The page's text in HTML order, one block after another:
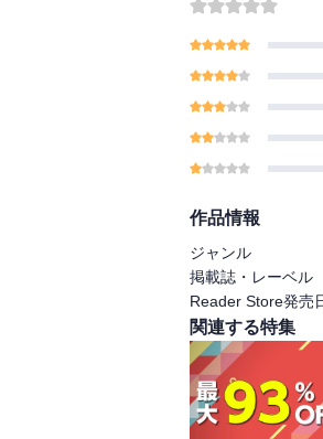
作品情報
ジャンル
掲載誌・レーベル
Reader Store発売
関連する特集